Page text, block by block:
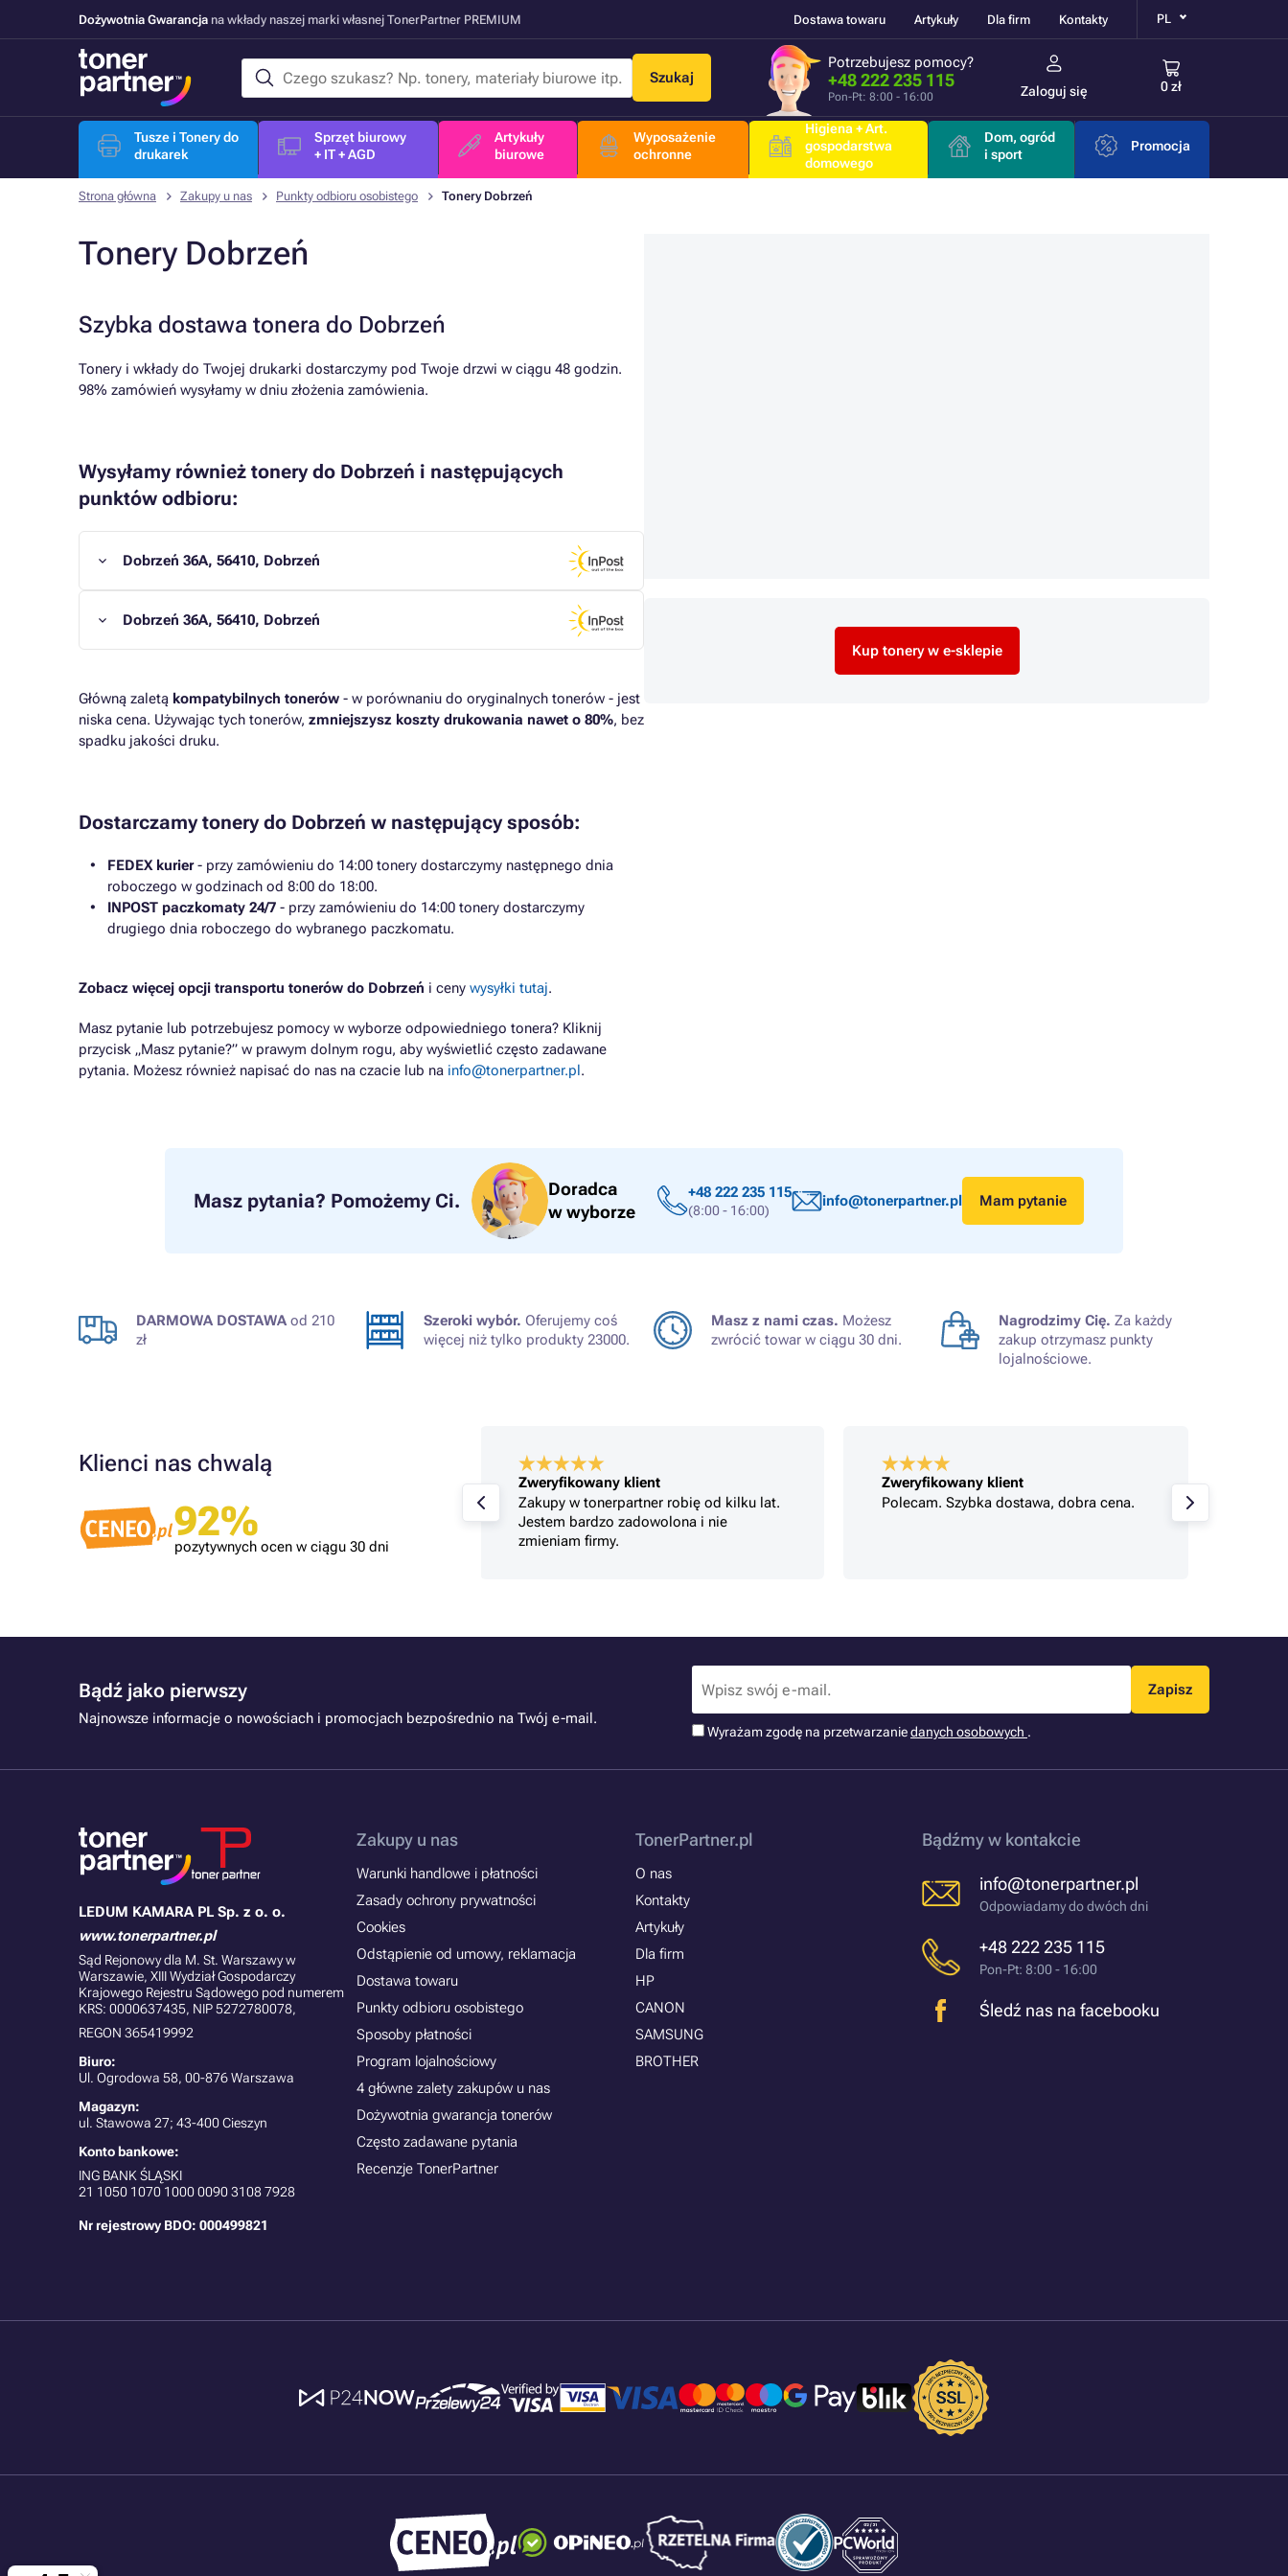
Dożywotnia Gwarancja na wkłady naszej marki własnej TonerPartner PREMIUM Dostawa towaru Artykuły Dla firm Kontakty PL
Szukaj
Potrzebujesz pomocy?
+48 222 235 115
Pon-Pt: 8:00 - 16:00 Zaloguj się 0 zł
Tusze i Tonery do
drukarek
Sprzęt biurowy
+ IT + AGD
Artykuły
biurowe
Wyposażenie
ochronne
Higiena + Art.
gospodarstwa
domowego
Dom, ogród
i sport
Promocja
Strona główna Zakupy u nas Punkty odbioru osobistego Tonery Dobrzeń
Tonery Dobrzeń
Szybka dostawa tonera do Dobrzeń
Tonery i wkłady do Twojej drukarki dostarczymy pod Twoje drzwi w ciągu 48 godzin.
98% zamówień wysyłamy w dniu złożenia zamówienia.
Wysyłamy również tonery do Dobrzeń i następujących
punktów odbioru:
Dobrzeń 36A, 56410, Dobrzeń
Dobrzeń 36A, 56410, Dobrzeń
Główną zaletą kompatybilnych tonerów - w porównaniu do oryginalnych tonerów - jest
niska cena. Używając tych tonerów, zmniejszysz koszty drukowania nawet o 80%, bez
spadku jakości druku.
Dostarczamy tonery do Dobrzeń w następujący sposób:
FEDEX kurier- przy zamówieniu do 14:00 tonery dostarczymy następnego dnia
roboczego w godzinach od 8:00 do 18:00.
INPOST paczkomaty 24/7 - przy zamówieniu do 14:00 tonery dostarczymy
drugiego dnia roboczego do wybranego paczkomatu.
Zobacz więcej opcji transportu tonerów do Dobrzeń i ceny wysyłki tutaj.
Masz pytanie lub potrzebujesz pomocy w wyborze odpowiedniego tonera? Kliknij
przycisk „Masz pytanie?” w prawym dolnym rogu, aby wyświetlić często zadawane
pytania. Możesz również napisać do nas na czacie lub na info@tonerpartner.pl.
Kup tonery w e-sklepie
Masz pytania? Pomożemy Ci.
Doradca
w wyborze
+48 222 235 115
(8:00 - 16:00)
info@tonerpartner.pl Mam pytanie
DARMOWA DOSTAWA od 210
zł
Szeroki wybór. Oferujemy coś
więcej niż tylko produkty 23000.
Masz z nami czas. Możesz
zwrócić towar w ciągu 30 dni.
Nagrodzimy Cię. Za każdy
zakup otrzymasz punkty
lojalnościowe.
Klienci nas chwalą
92%
pozytywnych ocen w ciągu 30 dni
Zweryfikowany klient
Jestem zadowolony
Zweryfikowany klient
Zakupy w tonerpartner robię od kilku lat.
Jestem bardzo zadowolona i nie
zmieniam firmy.
Zweryfikowany klient
Polecam. Szybka dostawa, dobra cena.
Bądź jako pierwszy
Najnowsze informacje o nowościach i promocjach bezpośrednio na Twój e-mail.
Zapisz
Wyrażam zgodę na przetwarzaniedanych osobowych .
LEDUM KAMARA PL Sp. z o. o.
www.tonerpartner.pl
Sąd Rejonowy dla M. St. Warszawy w
Warszawie, XIII Wydział Gospodarczy
Krajowego Rejestru Sądowego pod numerem
KRS: 0000637435, NIP 5272780078,
REGON 365419992
Biuro:
Ul. Ogrodowa 58, 00-876 Warszawa
Magazyn:
ul. Stawowa 27; 43-400 Cieszyn
Konto bankowe:
ING BANK ŚLĄSKI
21 1050 1070 1000 0090 3108 7928
Nr rejestrowy BDO: 000499821
Zakupy u nas
Warunki handlowe i płatności
Zasady ochrony prywatności
Cookies
Odstąpienie od umowy, reklamacja
Dostawa towaru
Punkty odbioru osobistego
Sposoby płatności
Program lojalnościowy
4 główne zalety zakupów u nas
Dożywotnia gwarancja tonerów
Często zadawane pytania
Recenzje TonerPartner
TonerPartner.pl
O nas
Kontakty
Artykuły
Dla firm
HP
CANON
SAMSUNG
BROTHER
Bądźmy w kontakcie
info@tonerpartner.pl
Odpowiadamy do dwóch dni
+48 222 235 115
Pon-Pt: 8:00 - 16:00
Śledź nas na facebooku